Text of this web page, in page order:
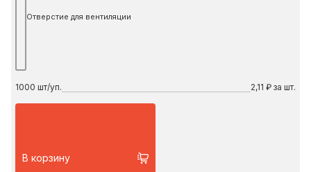
Отверстие для вентиляции
1000 шт/уп. 2,11 ₽ за шт.
В корзину